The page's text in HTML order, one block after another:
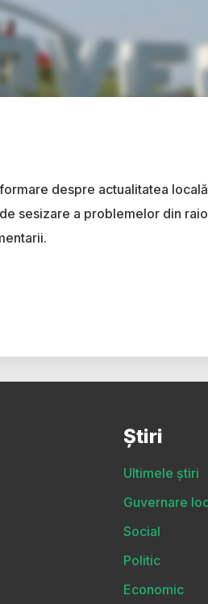
despre actualitatea
sesizare a problemelor din
Știri
Ultimele știri
Guvernare
Social
Politic
Economic